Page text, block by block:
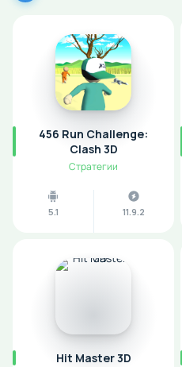
456 Run Challenge:
Clash 3D
Стратегии
5.1 11.9.2
Hit Master 3D